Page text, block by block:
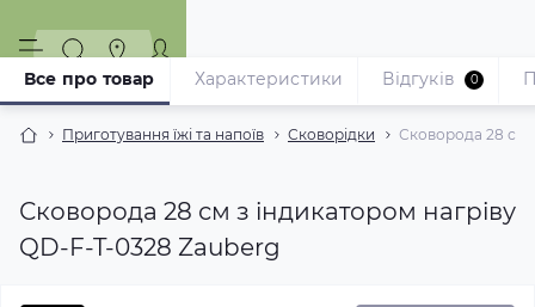
Приготування їжі та напоїв Сковорідки Сковорода 28 см
Сковорода 28 см з індикатором нагріву
QD-F-T-0328 Zauberg
Все про товар Характеристики Відгуків 0